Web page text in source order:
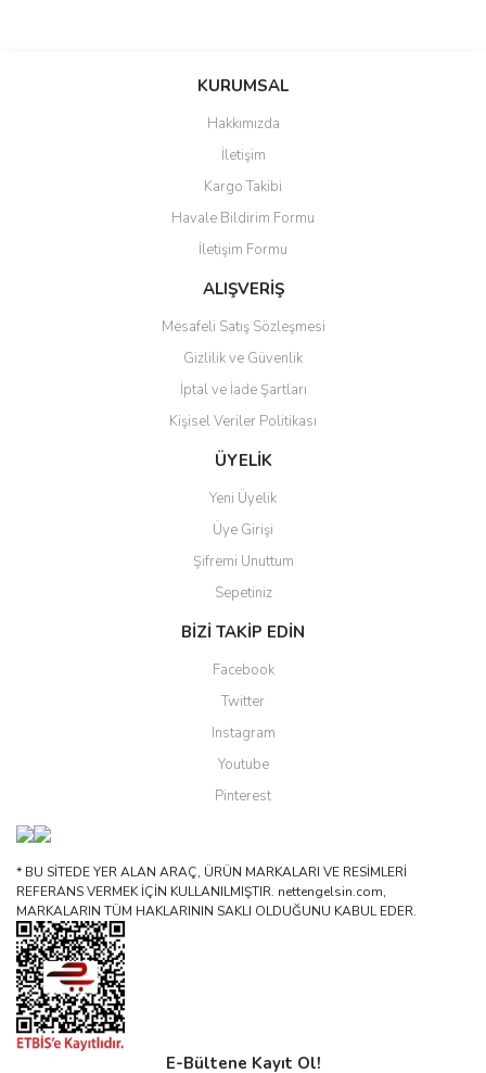
Bu ürüne ilk yorumu siz yapın!
Yorum Yaz
Ürün resmi kalitesiz, bozuk veya görüntülenemiyor.
Ürün açıklamasında eksik bilgiler bulunuyor.
Ürün bilgilerinde hatalar bulunuyor.
Ürün fiyatı diğer sitelerden daha pahalı.
Bu ürüne benzer farklı alternatifler olmalı.
Gönder
KURUMSAL
Hakkımızda
İletişim
Kargo Takibi
Havale Bildirim Formu
İletişim Formu
ALIŞVERİŞ
Mesafeli Satış Sözleşmesi
Gizlilik ve Güvenlik
İptal ve İade Şartları
Kişisel Veriler Politikası
ÜYELİK
Yeni Üyelik
Üye Girişi
Şifremi Unuttum
Sepetiniz
BİZİ TAKİP EDİN
Facebook
Twitter
Instagram
Youtube
Pinterest
* BU SİTEDE YER ALAN ARAÇ, ÜRÜN MARKALARI VE RESİMLERİ
REFERANS VERMEK İÇİN KULLANILMIŞTIR. nettengelsin.com,
MARKALARIN TÜM HAKLARININ SAKLI OLDUĞUNU KABUL EDER.
E-Bültene Kayıt Ol!